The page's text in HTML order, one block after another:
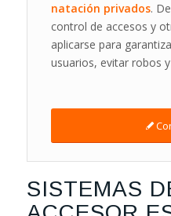
natación privados.
control de accesos y
aplicarse para
usuarios, evitar robos
SISTEMAS